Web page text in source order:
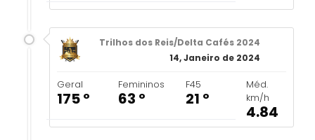
Trilhos dos Reis/Delta Cafés 2024
14, Janeiro de 2024
Geral
175 º
Femininos
63 º
F45
21 º
Méd.
km/h
4.84